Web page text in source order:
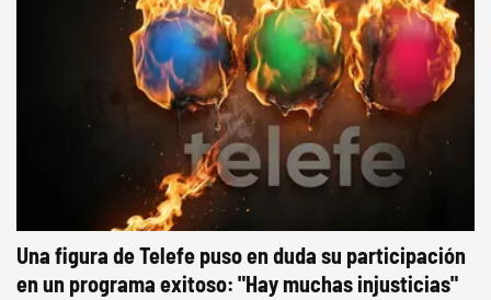
Una figura de Telefe puso en duda su participación
en un programa exitoso: "Hay muchas injusticias"